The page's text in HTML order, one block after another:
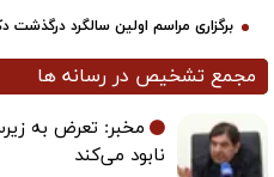
برگزاری مراسم اولین سالگرد درگذشت
مجمع تشخیص در رسانه ها
مخبر: تعرض به
نابود می‌کند